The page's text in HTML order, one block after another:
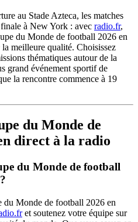
au Stade Azteca, les matches
à New York : avec radio.fr,
du Monde de football 2026 en
meilleure qualité. Choisissez
thématiques autour de la
grand événement sportif de
la rencontre commence à 19
du Monde de
direct à la radio
du Monde de football
du Monde de football 2026 en
et soutenez votre équipe sur